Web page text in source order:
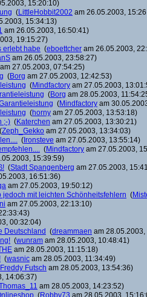
15:20:10)
(LittleHobbit2002 am 26.05.2003,
15:34:13)
am 26.05.2003, 16:50:41)
19:15:27)
erlebt habe (eboettcher am 26.05.2003,
am 26.05.2003, 23:58:27)
am 27.05.2003, 07:54:25)
(Borg am 27.05.2003, 12:42:53)
(Mindfactory am 27.05.2003,
(Borg am 28.05.2003,
(Mindfactory am
(horny am 27.05.2003, 13:53:18)
;-) (Katerchen am 27.05.2003, 13:30:21)
(Zeph_Gekko am 27.05.2003, 13:34:03)
( Ironsteve am 27.05.2003, 13:55:14)
(Mindfactory am 27.05.2003,
15:39:59)
(Stadt Spangenberg am 27.05.2003,
16:51:36)
am 27.05.2003, 19:50:12)
jedoch mit leichten Schönheitsfehlern (
am 27.05.2003, 22:13:10)
00:32:04)
Deutschland (dreammaen am
(wunram am 28.05.2003, 10:48:41)
am 28.05.2003, 11:15:18)
(wasnic am 28.05.2003, 11:34:49)
Freddy Futsch am 28.05.2003, 13:54:36)
14:06:37)
am 28.05.2003, 14:23:52)
(Robby73 am 28.05.2003,